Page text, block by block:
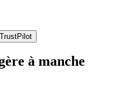
à manche